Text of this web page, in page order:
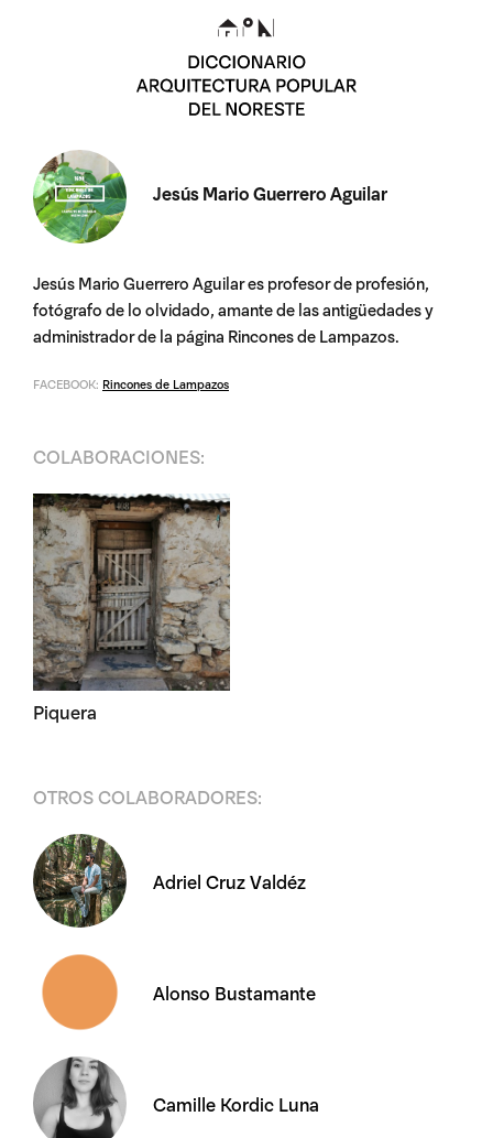
Jesús Mario Guerrero Aguilar
Jesús Mario Guerrero Aguilar es profesor de profesión,
fotógrafo de lo olvidado, amante de las antigüedades y
administrador de la página Rincones de Lampazos.
FACEBOOK: Rincones de Lampazos
COLABORACIONES:
Piquera
OTROS COLABORADORES:
Adriel Cruz Valdéz
Alonso Bustamante
Camille Kordic Luna